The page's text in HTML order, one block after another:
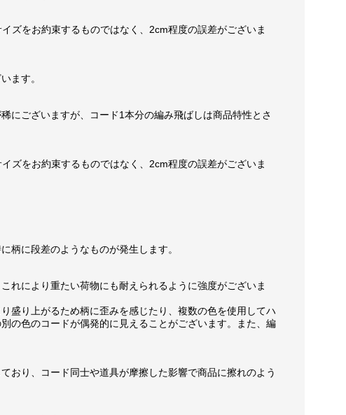
ズをお約束するものではなく、2cm程度の誤差がございま
ます。
にございますが、コード1本分の編み飛ばしは商品特性とさ
ズをお約束するものではなく、2cm程度の誤差がございま
柄に段差のようなものが発生します。
れにより重たい荷物にも耐えられるように強度がございま
盛り上がるため柄に歪みを感じたり、複数の色を使用してハ
の色のコードが偶発的に見えることがございます。また、編
おり、コード同士や道具が摩擦した影響で商品に擦れのよう